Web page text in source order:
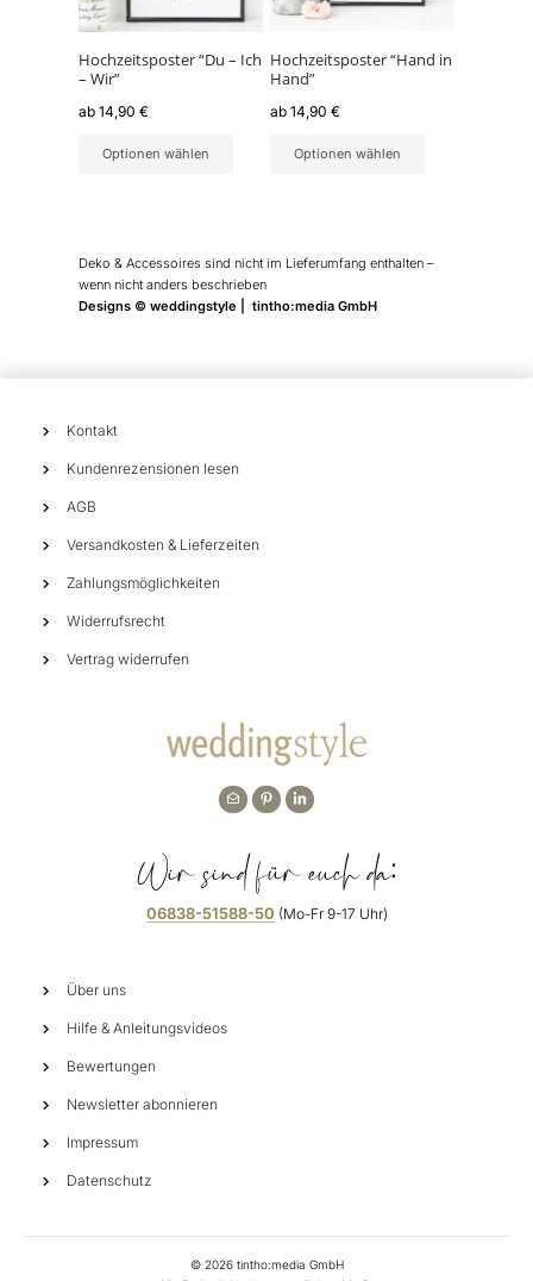
Hochzeitsposter “Du – Ich
– Wir”
ab 14,90 €
Optionen wählen
Die
Optionen
können
auf
der
gewählt
Hochzeitsposter “Hand in
Hand”
ab14,90€
Optionen wählen
Die
können
auf
der
gewählt
Deko & Accessoires sind nicht im Lieferumfang enthalten –
wenn nicht anders beschrieben
Designs © weddingstyle | tintho:media GmbH
Kontakt
Kundenrezensionen lesen
AGB
Versandkosten & Lieferzeiten
Zahlungsmöglichkeiten
Widerrufsrecht
Vertrag widerrufen
Wir sind für euch da:
06838-51588-50 (Mo-Fr 9-17 Uhr)
Über uns
Hilfe & Anleitungsvideos
Bewertungen
Newsletter abonnieren
Impressum
Datenschutz
© 2026tintho:media GmbH